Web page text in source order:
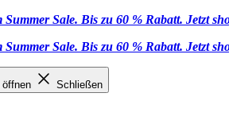
Sale. Bis zu 60 % Rabatt. Jetzt
Sale. Bis zu 60 % Rabatt. Jetzt
öffnen Schließen